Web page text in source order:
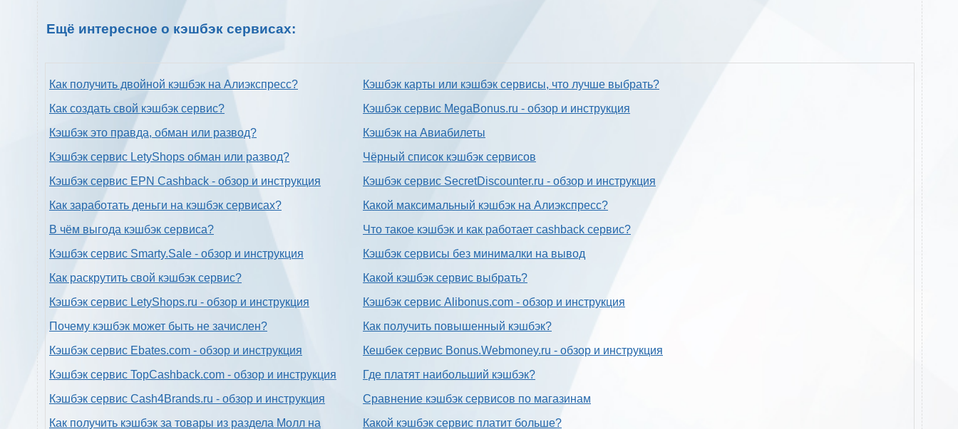
Ещё интересное о кэшбэк сервисах:
Как получить двойной кэшбэк на Алиэкспресс?
Как создать свой кэшбэк сервис?
Кэшбэк это правда, обман или развод?
Кэшбэк сервис LetyShops обман или развод?
Кэшбэк сервис EPN Cashback - обзор и инструкция
Как заработать деньги на кэшбэк сервисах?
В чём выгода кэшбэк сервиса?
Кэшбэк сервис Smarty.Sale - обзор и инструкция
Как раскрутить свой кэшбэк сервис?
Кэшбэк сервис LetyShops.ru - обзор и инструкция
Почему кэшбэк может быть не зачислен?
Кэшбэк сервис Ebates.com - обзор и инструкция
Кэшбэк сервис TopCashback.com - обзор и инструкция
Кэшбэк сервис Cash4Brands.ru - обзор и инструкция
Как получить кэшбэк за товары из раздела Молл на
Кэшбэк карты или кэшбэк сервисы, что лучше выбрать?
Кэшбэк сервис MegaBonus.ru - обзор и инструкция
Кэшбэк на Авиабилеты
Чёрный список кэшбэк сервисов
Кэшбэк сервис SecretDiscounter.ru - обзор и инструкция
Какой максимальный кэшбэк на Алиэкспресс?
Что такое кэшбэк и как работает cashback сервис?
Кэшбэк сервисы без минималки на вывод
Какой кэшбэк сервис выбрать?
Кэшбэк сервис Alibonus.com - обзор и инструкция
Как получить повышенный кэшбэк?
Кешбек сервис Bonus.Webmoney.ru - обзор и инструкция
Где платят наибольший кэшбэк?
Сравнение кэшбэк сервисов по магазинам
Какой кэшбэк сервис платит больше?